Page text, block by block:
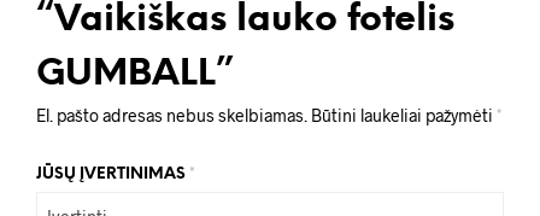
“Vaikiškas lauko fotelis
GUMBALL”
El. pašto adresas nebus skelbiamas. Būtini laukeliai pažymėti *
JŪSŲ ĮVERTINIMAS *